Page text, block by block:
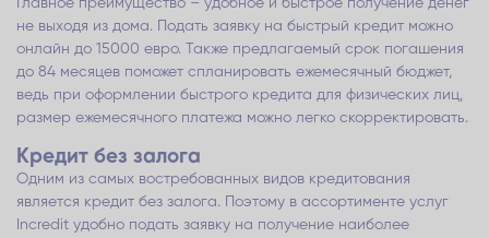
не выходя из дома. Подать заявку на быстрый кредит можно
онлайн до 15000 евро. Также предлагаемый срок погашения
до 84 месяцев поможет спланировать ежемесячный бюджет,
ведь при оформлении быстрого кредита для физических лиц,
размер ежемесячного платежа можно легко скорректировать.
Кредит без залога
Одним из самых востребованных видов кредитования
является кредит без залога. Поэтому в ассортименте услуг
Incredit удобно подать заявку на получение наиболее